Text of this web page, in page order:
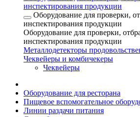
инспектирования продукции
Оборудование для проверки,
инспектирования продукции
Оборудование для проверки,
инспектирования продукции
Металлодетекторы
Чеквейеры и комбичекеры
Чеквейеры
Оборудование для ресторана
Пищевое вспомогательное
Линии раздачи питания